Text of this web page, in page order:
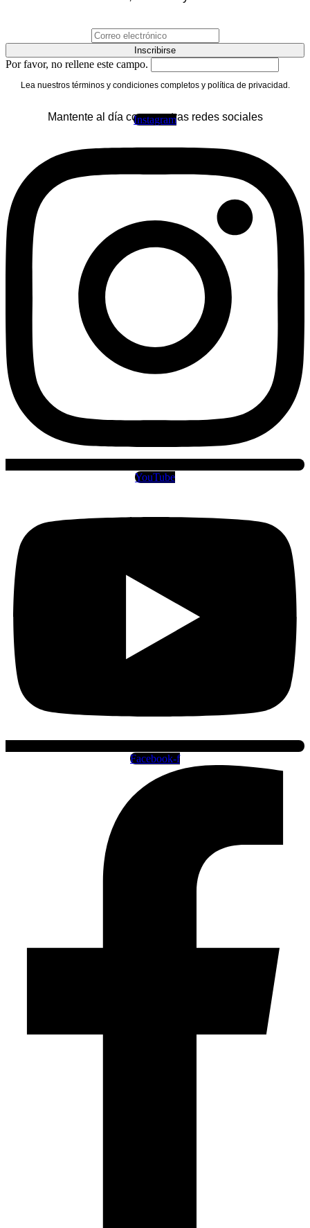
Inscribirse
Por favor, no rellene este campo.
Lea nuestros términos y condiciones completos y política de privacidad.
Mantente al día con nuestras redes sociales
Instagram
YouTube
Facebook-f